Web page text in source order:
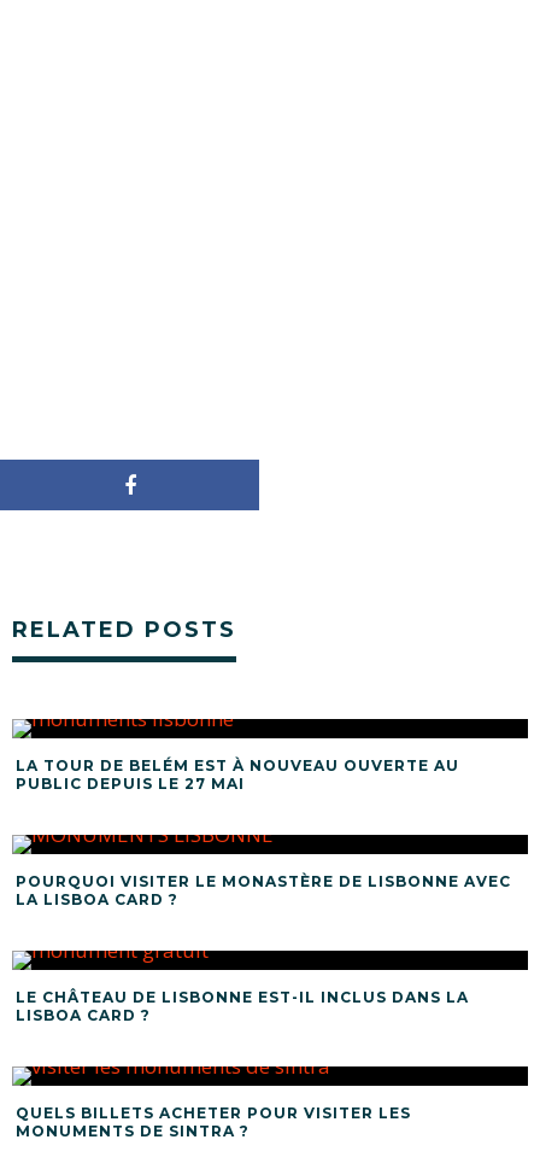
RELATED POSTS
LA TOUR DE BELÉM EST À NOUVEAU OUVERTE AU
PUBLIC DEPUIS LE 27 MAI
POURQUOI VISITER LE MONASTÈRE DE LISBONNE AVEC
LA LISBOA CARD ?
LE CHÂTEAU DE LISBONNE EST-IL INCLUS DANS LA
LISBOA CARD ?
QUELS BILLETS ACHETER POUR VISITER LES
MONUMENTS DE SINTRA ?